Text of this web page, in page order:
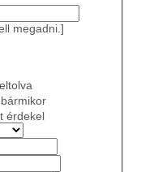
megadni.]
érdekel